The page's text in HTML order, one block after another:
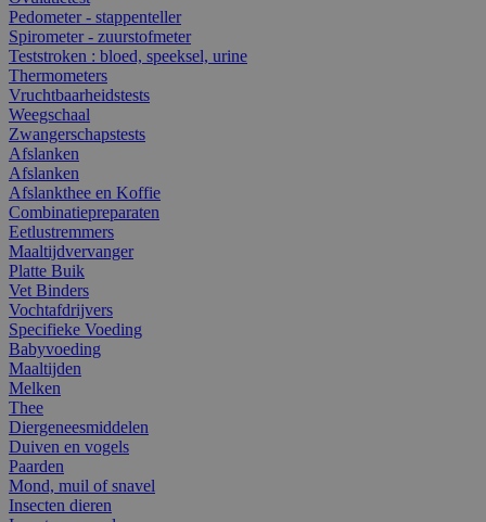
Pedometer - stappenteller
Spirometer - zuurstofmeter
Teststroken : bloed, speeksel, urine
Thermometers
Vruchtbaarheidstests
Weegschaal
Zwangerschapstests
Afslanken
Afslanken
Afslankthee en Koffie
Combinatiepreparaten
Eetlustremmers
Maaltijdvervanger
Platte Buik
Vet Binders
Vochtafdrijvers
Specifieke Voeding
Babyvoeding
Maaltijden
Melken
Thee
Diergeneesmiddelen
Duiven en vogels
Paarden
Mond, muil of snavel
Insecten dieren